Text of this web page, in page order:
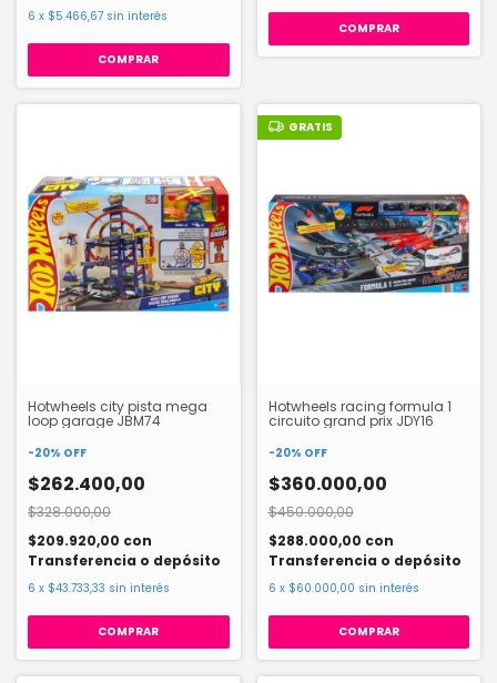
6 x $5.466,67 sin interés
COMPRAR
Hotwheels city pista mega
loop garage JBM74
-20% OFF
$262.400,00
$328.000,00
$209.920,00 con
Transferencia o depósito
6 x $43.733,33 sin interés
GRATIS
Hotwheels racing formula 1
circuito grand prix JDY16
-20% OFF
$360.000,00
$450.000,00
$288.000,00 con
Transferencia o depósito
6 x $60.000,00 sin interés